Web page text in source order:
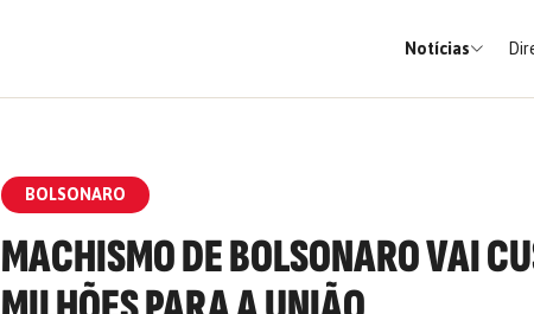
Notícias
BOLSONARO
MACHISMO DE BOLSONARO VAI